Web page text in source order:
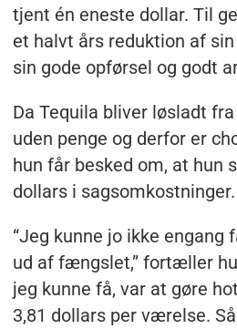
tjent én eneste dollar. Til
et halvt års reduktion af
sin gode opførsel og godt
Da Tequila bliver løsladt
uden penge og derfor er
hun får besked om, at hun
dollars i sagsomkostninger.
“Jeg kunne jo ikke engang
ud af fængslet,” fortæller
jeg kunne få, var at gøre
3,81 dollars per værelse.